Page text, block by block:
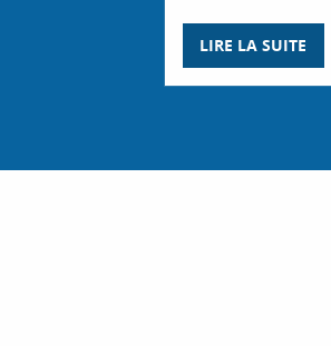
LIRE LA SUITE